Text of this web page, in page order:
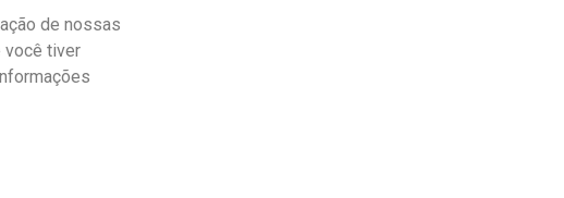
de nossas
você tiver